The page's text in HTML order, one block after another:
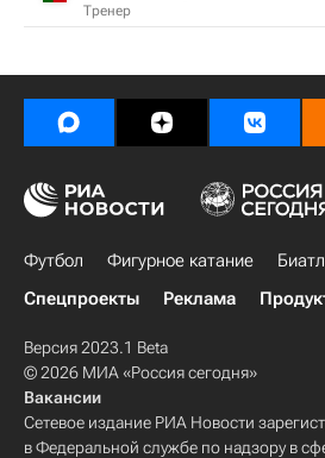
Тренер
Футбол Фигурное катание
Спецпроекты
Реклама
Версия 2023.1 Beta
© 2026 МИА «Россия сегодня»
Вакансии
Сетевое издание РИА Новости
в Федеральной службе по надзору в